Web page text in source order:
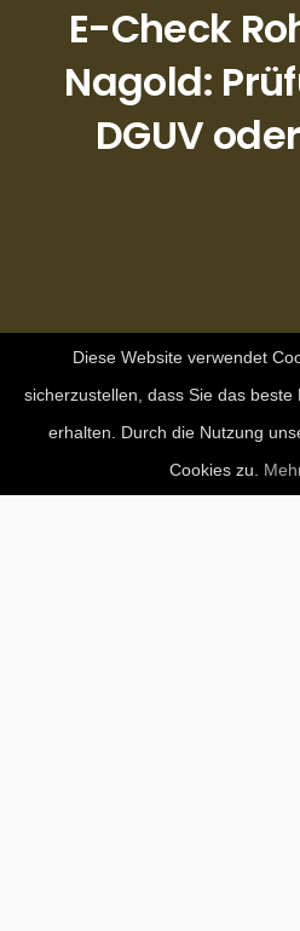
E-Check
Nagold:
DGUV
Diese Website verwendet
sicherzustellen, dass Sie das
erhalten. Durch die Nutzung
Cookies zu.